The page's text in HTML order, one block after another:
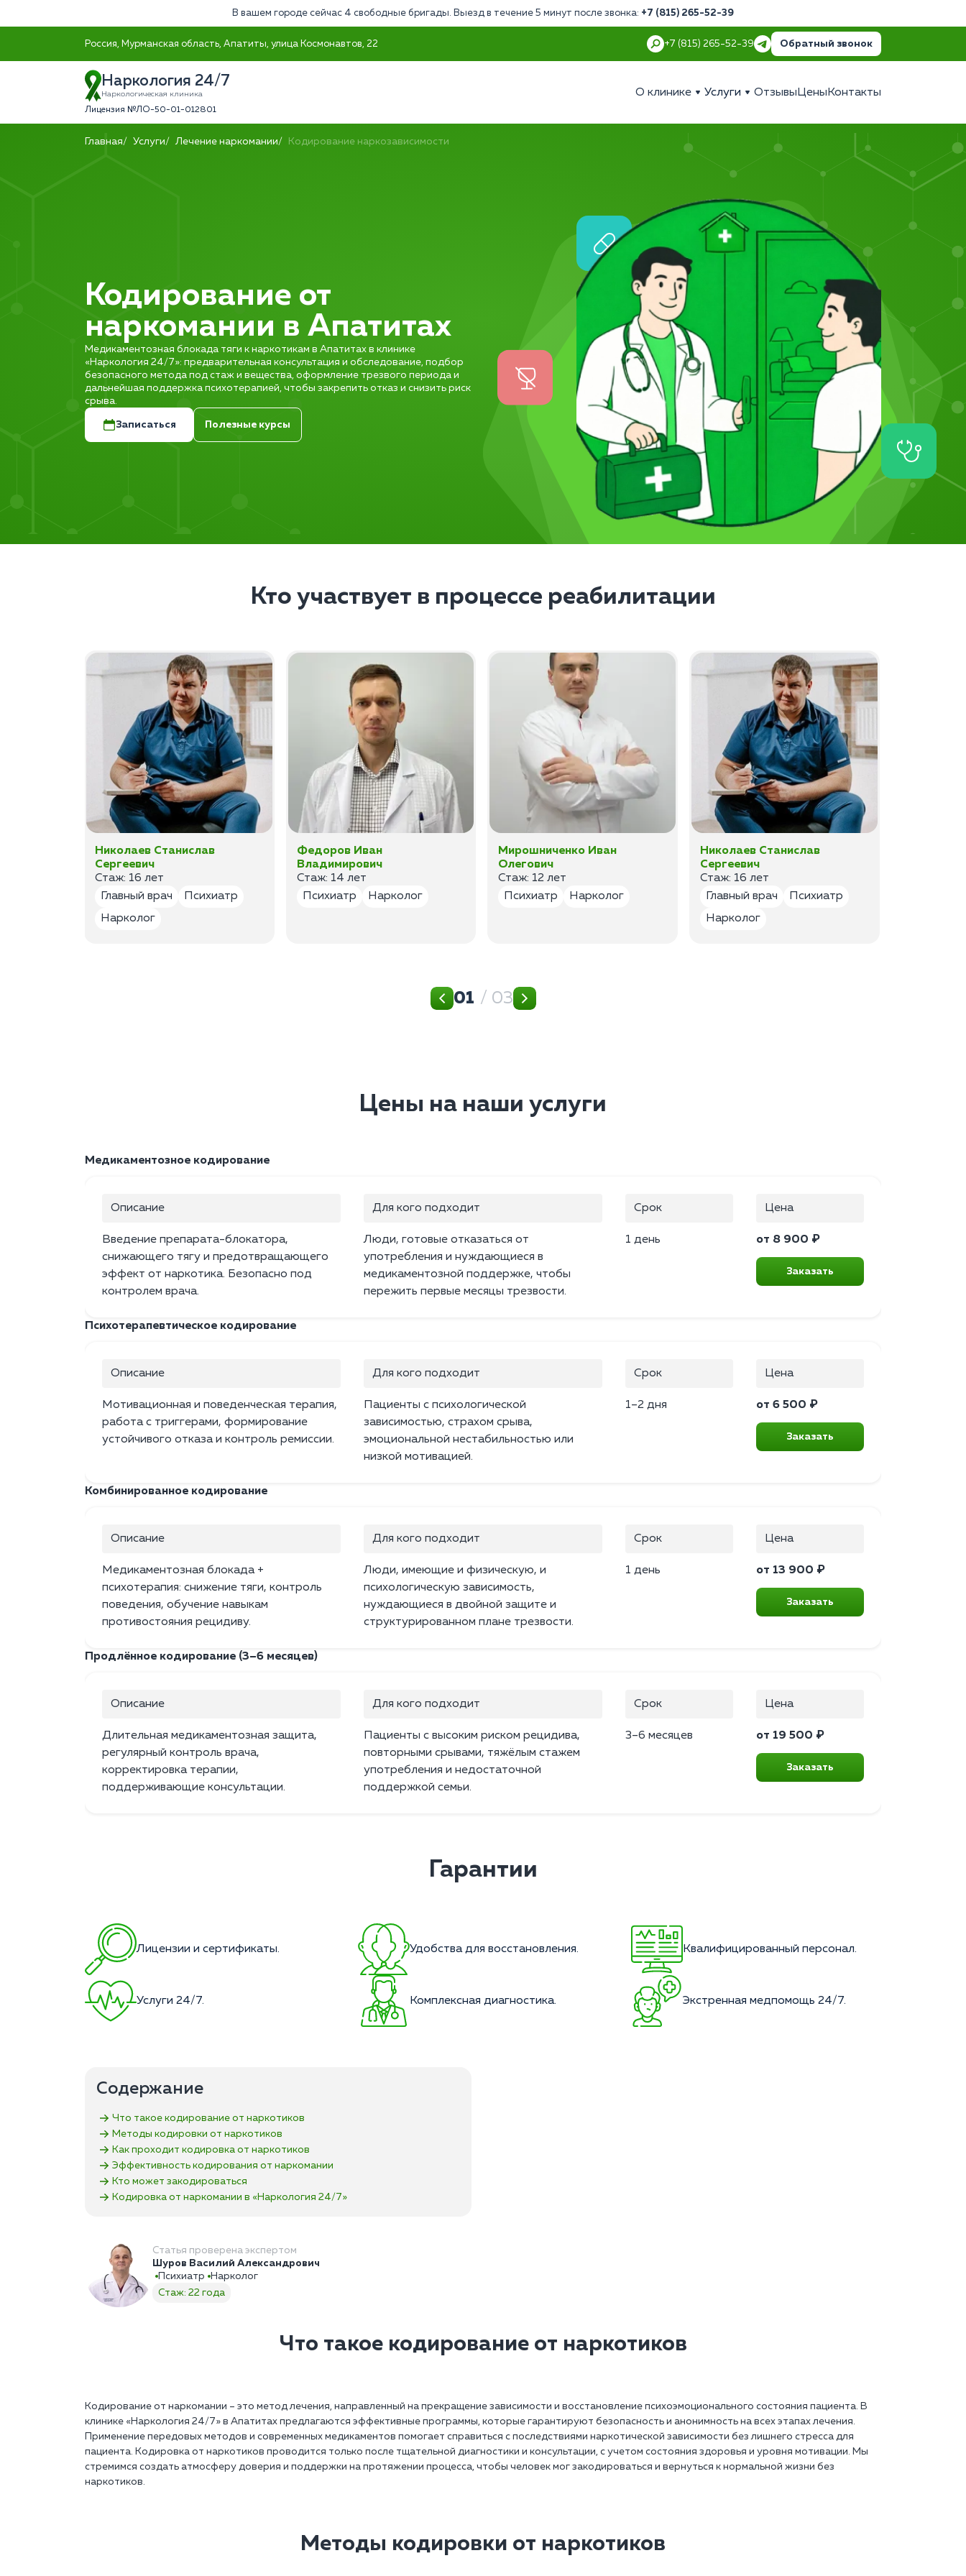
В вашем городе сейчас 4 свободные бригады. Выезд в течение 5 минут после звонка: +7 (815) 265-52-39
Россия, Мурманская область, Апатиты, улица Космонавтов, 22 +7 (815) 265-52-39 Обратный звонок
Наркология 24/7
Наркологическая клиника
Лицензия №ЛО-50-01-012801
О клинике Услуги Отзывы Цены Контакты
Главная Услуги Лечение наркомании Кодирование наркозависимости
Кодирование от
наркомании в Апатитах
Медикаментозная блокада тяги к наркотикам в Апатитах в клинике
«Наркология 24/7»: предварительная консультация и обследование, подбор
безопасного метода под стаж и вещества, оформление трезвого периода и
дальнейшая поддержка психотерапией, чтобы закрепить отказ и снизить риск
срыва.
Записаться Полезные курсы
Кто участвует в процессе реабилитации
Николаев Станислав
Сергеевич
Стаж: 16 лет
Главный врач
Психиатр
Нарколог
Федоров Иван
Владимирович
Стаж: 14 лет
Психиатр
Нарколог
Мирошниченко Иван
Олегович
Стаж: 12 лет
Психиатр
Нарколог
Николаев Станислав
Сергеевич
Стаж: 16 лет
Главный врач
Психиатр
Нарколог
01 / 03
Цены на наши услуги
Медикаментозное кодирование
Описание
Введение препарата-блокатора,
снижающего тягу и предотвращающего
эффект от наркотика. Безопасно под
контролем врача.
Для кого подходит
Люди, готовые отказаться от
употребления и нуждающиеся в
медикаментозной поддержке, чтобы
пережить первые месяцы трезвости.
Срок
1 день
Цена
от 8 900 ₽
Заказать
Психотерапевтическое кодирование
Описание
Мотивационная и поведенческая терапия,
работа с триггерами, формирование
устойчивого отказа и контроль ремиссии.
Для кого подходит
Пациенты с психологической
зависимостью, страхом срыва,
эмоциональной нестабильностью или
низкой мотивацией.
Срок
1–2 дня
Цена
от 6 500 ₽
Заказать
Комбинированное кодирование
Описание
Медикаментозная блокада +
психотерапия: снижение тяги, контроль
поведения, обучение навыкам
противостояния рецидиву.
Для кого подходит
Люди, имеющие и физическую, и
психологическую зависимость,
нуждающиеся в двойной защите и
структурированном плане трезвости.
Срок
1 день
Цена
от 13 900 ₽
Заказать
Продлённое кодирование (3–6 месяцев)
Описание
Длительная медикаментозная защита,
регулярный контроль врача,
корректировка терапии,
поддерживающие консультации.
Для кого подходит
Пациенты с высоким риском рецидива,
повторными срывами, тяжёлым стажем
употребления и недостаточной
поддержкой семьи.
Срок
3–6 месяцев
Цена
от 19 500 ₽
Заказать
Гарантии
Лицензии и сертификаты. Удобства для восстановления. Квалифицированный персонал.
Услуги 24/7. Комплексная диагностика. Экстренная медпомощь 24/7.
Содержание
Что такое кодирование от наркотиков
Методы кодировки от наркотиков
Как проходит кодировка от наркотиков
Эффективность кодирования от наркомании
Кто может закодироваться
Кодировка от наркомании в «Наркология 24/7»
Статья проверена экспертом
Шуров Василий Александрович
Психиатр
Нарколог
Стаж: 22 года
Что такое кодирование от наркотиков
Кодирование от наркомании – это метод лечения, направленный на прекращение зависимости и восстановление психоэмоционального состояния пациента. В
клинике «Наркология 24/7» в Апатитах предлагаются эффективные программы, которые гарантируют безопасность и анонимность на всех этапах лечения.
Применение передовых методов и современных медикаментов помогает справиться с последствиями наркотической зависимости без лишнего стресса для
пациента. Кодировка от наркотиков проводится только после тщательной диагностики и консультации, с учетом состояния здоровья и уровня мотивации. Мы
стремимся создать атмосферу доверия и поддержки на протяжении процесса, чтобы человек мог закодироваться и вернуться к нормальной жизни без
наркотиков.
Методы кодировки от наркотиков